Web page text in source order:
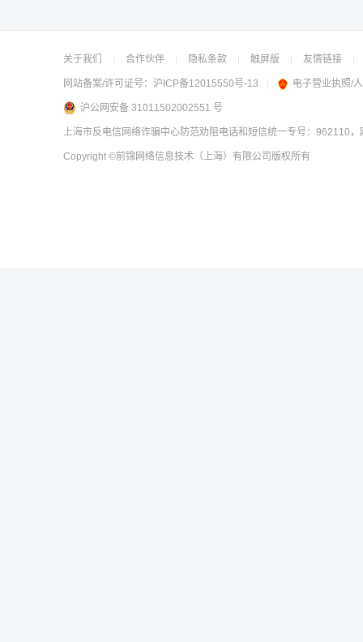
关于我们 合作伙伴 隐私条款 触屏版 友情链接
网站备案/许可证号： 沪ICP备12015550号-13 电子营业执照/
沪公网安备 31011502002551 号
上海市反电信网络诈骗中心防范劝阻电话和短信统一专号：962110
Copyright ©前锦网络信息技术（上海）有限公司 版权所有